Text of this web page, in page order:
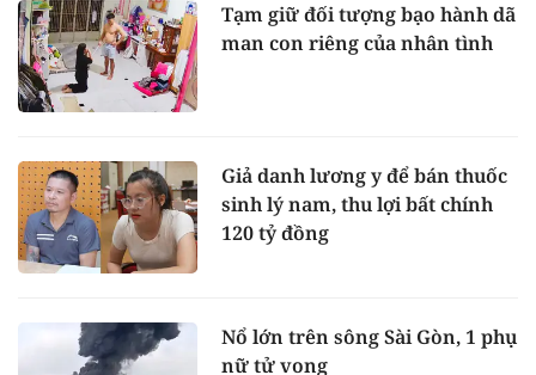
Tạm giữ đối tượng bạo hành dã
man con riêng của nhân tình
Giả danh lương y để bán thuốc
sinh lý nam, thu lợi bất chính
120 tỷ đồng
Nổ lớn trên sông Sài Gòn, 1 phụ
nữ tử vong